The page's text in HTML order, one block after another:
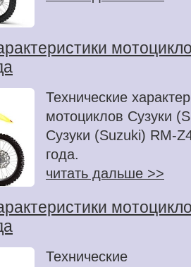
Технические
мотоциклов Сузуки
Сузуки (Suzuki) RM-
года.
читать дальше >>
Технические